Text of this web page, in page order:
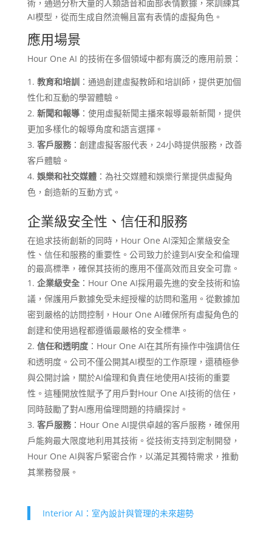
術，通過分析大量的人類語音和面部表情數據，來訓練其
AI模型，從而生成自然流暢且富有表情的虛擬角色。
應用場景
Hour One AI 的技術在多個領域中都有廣泛的應用前景：
教育和培訓 ：通過創建虛擬教師和培訓師，提供更加個
性化和互動的學習體驗。
新聞和報導：使用虛擬新聞主播來報導最新新聞，提供
更加多樣化的報導角度和語言選擇。
客戶服務：創建虛擬客服代表，24小時提供服務，改善
客戶體驗。
娛樂和社交媒體：為社交媒體和娛樂行業提供虛擬角
色，創造新的互動方式。
企業級安全性、信任和服務
在追求技術創新的同時，Hour One AI深知企業級安全
性、信任和服務的重要性。公司致力於達到AI安全和倫理
的最高標準，確保其技術的應用不僅高效而且安全可靠。
企業級安全：Hour One AI採用最先進的安全技術和協
議，保護用戶數據免受未經授權的訪問和濫用。從數據加
密到嚴格的訪問控制，Hour One AI確保所有虛擬角色的
創建和使用過程都遵循最嚴格的安全標準。
信任和透明度：Hour One AI在其所有操作中強調信任
和透明度。公司不僅公開其AI模型的工作原理，還積極參
與公開討論，關於AI倫理和負責任地使用AI技術的重要
性。這種開放性賦予了用戶對Hour One AI技術的信任，
同時鼓勵了對AI應用倫理問題的持續探討。
客戶服務：Hour One AI提供卓越的客戶服務，確保用
戶能夠最大限度地利用其技術。從技術支持到定制開發，
Hour One AI與客戶緊密合作，以滿足其獨特需求，推動
其業務發展。
Interior AI：室內設計與管理的未來趨勢